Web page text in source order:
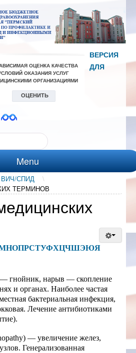
ВЕРСИЯ
ДЛЯ
Menu
СПИД
\
ТЕРМИНОВ
НОПРСТУФХЦЧШЭЮЯ
— гнойник, нарыв — скопление
и органах. Наиболее частая
бактериальная инфекция,
Лечение антибиотиками
— увеличение желез,
Генерализованная